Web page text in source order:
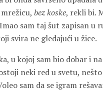
bez koske, rekli bi.
sam taj šut zapisan u
svira ne gledajući u žice.
u kojoj sam bio dobar i
neki red u svetu,
sam da se igram